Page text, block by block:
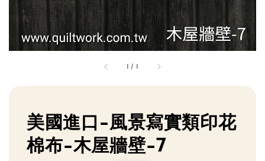
1 / 1
美國進口-風景寫實類印花
棉布-木屋牆壁-7